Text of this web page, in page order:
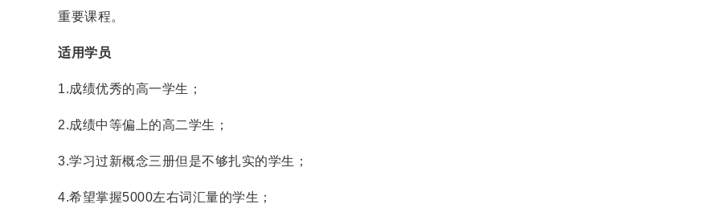
重要课程。
适用学员
1.成绩优秀的高一学生；
2.成绩中等偏上的高二学生；
3.学习过新概念三册但是不够扎实的学生；
4.希望掌握5000左右词汇量的学生；